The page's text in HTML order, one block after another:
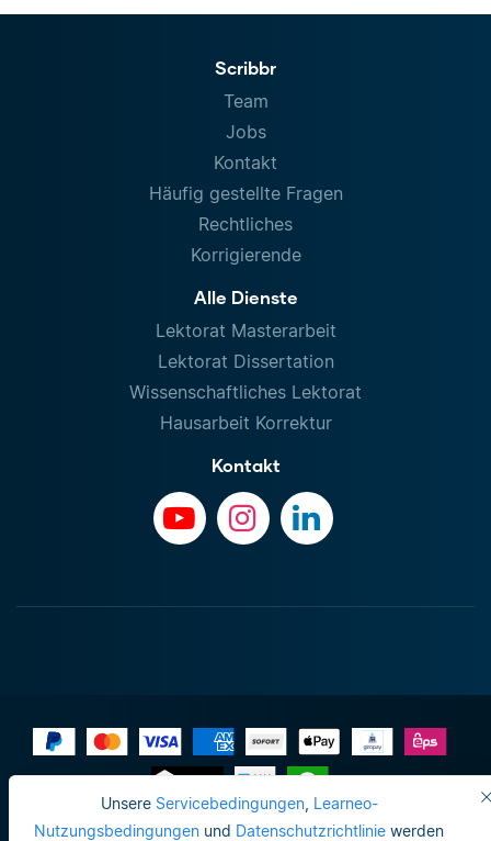
Unsere Servicebedingungen, Learneo-
Nutzungsbedingungen und Datenschutzrichtlinie werden
Scribbr
Team
Jobs
Kontakt
Häufig gestellte Fragen
Rechtliches
Korrigierende
Alle Dienste
Lektorat Masterarbeit
Lektorat Dissertation
Wissenschaftliches Lektorat
Hausarbeit Korrektur
Kontakt
Impressum